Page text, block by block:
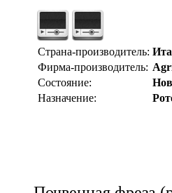
Страна-производитель:
Фирма-производитель:
Состояние:
Назначение: